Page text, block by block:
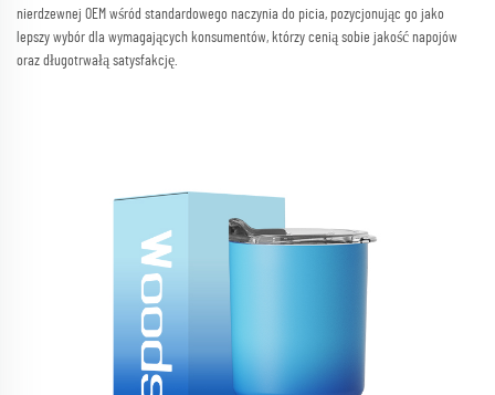
nierdzewnej OEM wśród standardowego naczynia do picia, pozycjonując go jako
lepszy wybór dla wymagających konsumentów, którzy cenią sobie jakość napojów
oraz długotrwałą satysfakcję.